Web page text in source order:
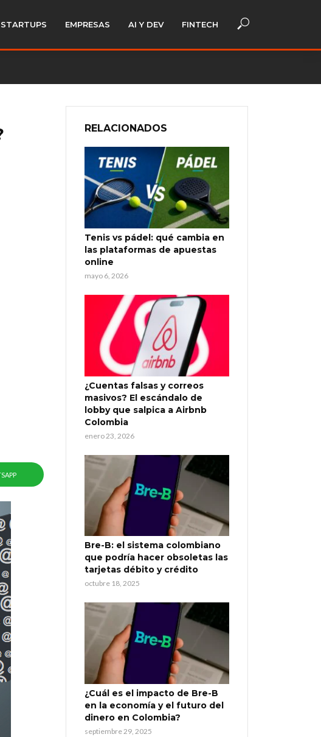
STARTUPS EMPRESAS AI Y DEV FINTECH
RELACIONADOS
Tenis vs pádel: qué cambia en
las plataformas de apuestas
online
mayo 6, 2026
¿Cuentas falsas y correos
masivos? El escándalo de
lobby que salpica a Airbnb
Colombia
enero 23, 2026
Bre-B: el sistema colombiano
que podría hacer obsoletas las
tarjetas débito y crédito
octubre 18, 2025
¿Cuál es el impacto de Bre-B
en la economía y el futuro del
dinero en Colombia?
septiembre 29, 2025